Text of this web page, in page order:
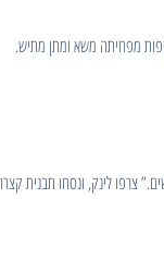
צרפו לינק, ונסחו תבנית